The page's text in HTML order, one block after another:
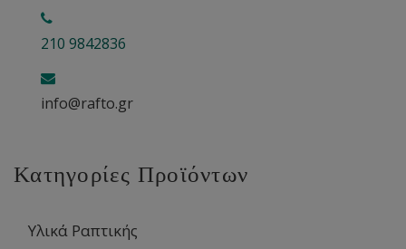
210 9842836
info@rafto.gr
Κατηγορίες Προϊόντων
Υλικά Ραπτικής